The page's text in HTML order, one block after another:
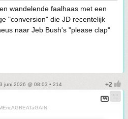
wandelende faalhaas met een
"conversion" die JD recentelijk
naar Jeb Bush's "please clap"
juni 2026 @ 08:03 • 214